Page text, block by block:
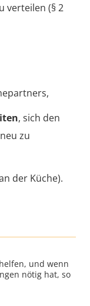
verteilen (§ 2
, sich den
zu
der Küche).
und wenn
nötig hat, so